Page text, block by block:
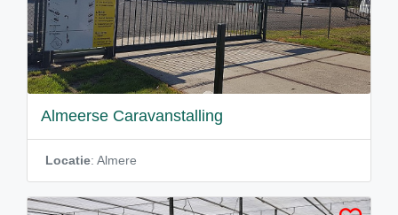
Almeerse Caravanstalling
Locatie: Almere